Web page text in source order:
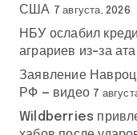
США 7 августа, 2026
НБУ ослабил
аграриев из-за
Заявление
РФ — видео 7
Wildberries